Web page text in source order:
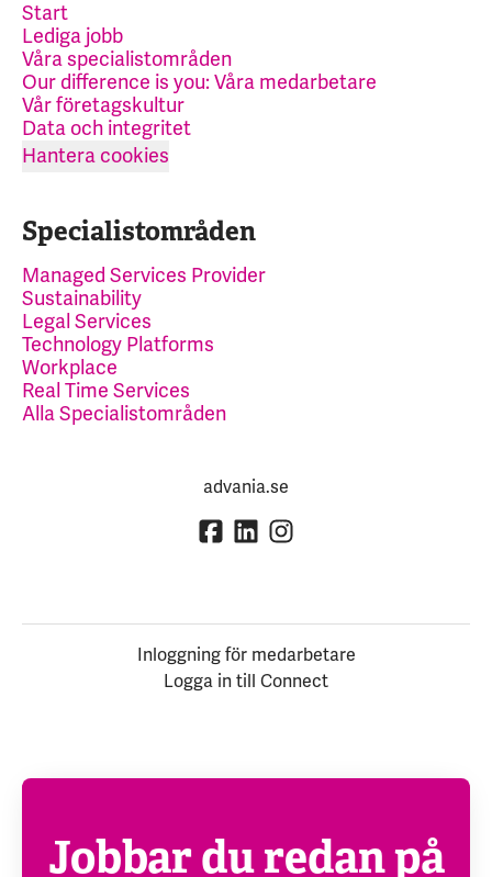
Start
Lediga jobb
Våra specialistområden
Our difference is you: Våra medarbetare
Vår företagskultur
Data och integritet
Hantera cookies
Specialistområden
Managed Services Provider
Sustainability
Legal Services
Technology Platforms
Workplace
Real Time Services
Alla Specialistområden
advania.se
Inloggning för medarbetare
Logga in till Connect
Jobbar du redan på